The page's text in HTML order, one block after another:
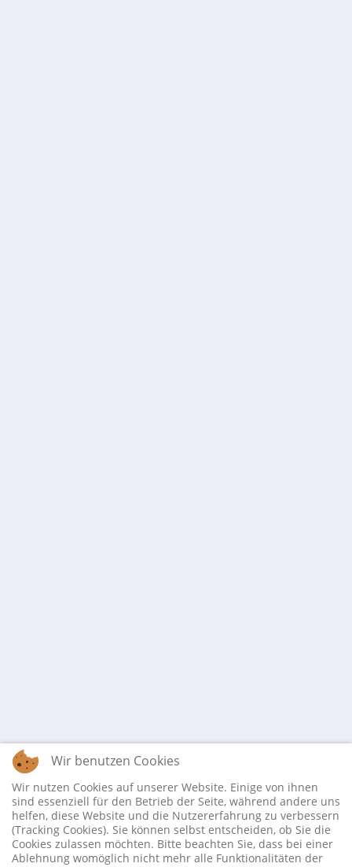
Wir benutzen Cookies
Wir nutzen Cookies auf unserer Website. Einige von ihnen
sind essenziell für den Betrieb der Seite, während andere uns
helfen, diese Website und die Nutzererfahrung zu verbessern
(Tracking Cookies). Sie können selbst entscheiden, ob Sie die
Cookies zulassen möchten. Bitte beachten Sie, dass bei einer
Ablehnung womöglich nicht mehr alle Funktionalitäten der